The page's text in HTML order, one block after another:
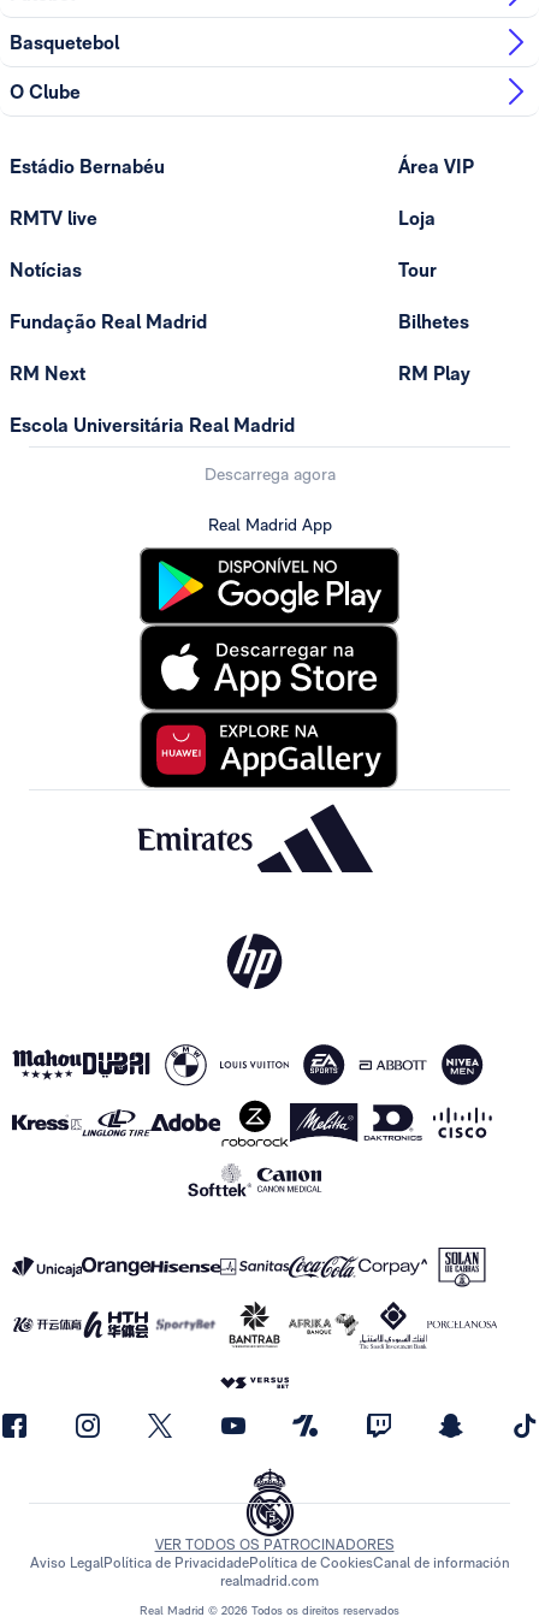
Basquetebol
O Clube
Estádio Bernabéu
RMTV live
Notícias
Fundação Real Madrid
RM Next
Escola Universitária Real Madrid
Área VIP
Loja
Tour
Bilhetes
RM Play
Descarrega agora
Real Madrid App
Real Madrid © 2026 Todos os direitos reservados
VER TODOS OS PATROCINADORES
Aviso LegalPolítica de PrivacidadePolítica de CookiesCanal de información
realmadrid.com